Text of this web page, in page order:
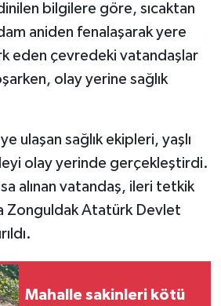
bilgilere göre, sıcaktan
aniden fenalaşarak yere
eden çevredeki vatandaşlar
olay yerine sağlık
ulaşan sağlık ekipleri, yaşlı
olay yerinde gerçekleştirdi.
alınan vatandaş, ileri tetkik
Zonguldak Atatürk Devlet
Mahalle sakinleri kötü